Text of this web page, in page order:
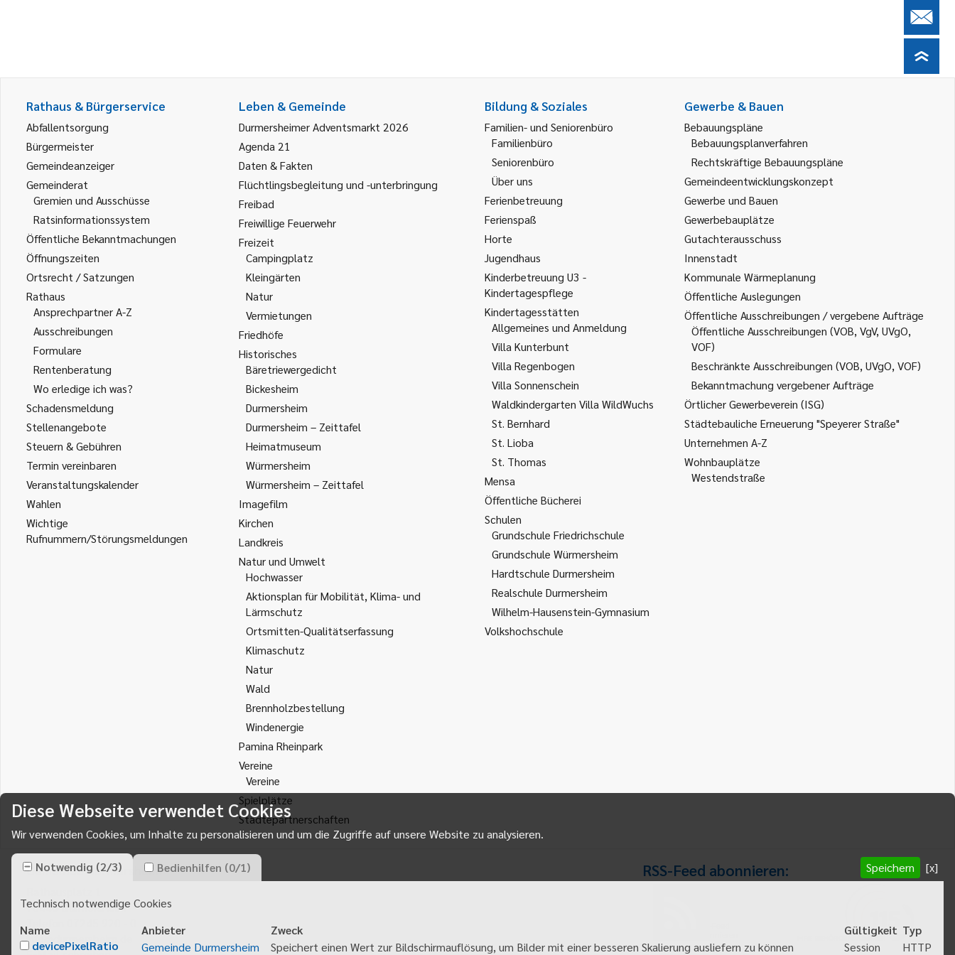
Rathaus & Bürgerservice
Abfallentsorgung
Bürgermeister
Gemeindeanzeiger
Gemeinderat
Gremien und Ausschüsse
Ratsinformationssystem
Öffentliche Bekanntmachungen
Öffnungszeiten
Ortsrecht / Satzungen
Rathaus
Ansprechpartner A-Z
Ausschreibungen
Formulare
Rentenberatung
Wo erledige ich was?
Schadensmeldung
Stellenangebote
Steuern & Gebühren
Termin vereinbaren
Veranstaltungskalender
Wahlen
Wichtige
Rufnummern/Störungsmeldungen
Leben & Gemeinde
Durmersheimer Adventsmarkt 2026
Agenda 21
Daten & Fakten
Flüchtlingsbegleitung und -unterbringung
Freibad
Freiwillige Feuerwehr
Freizeit
Campingplatz
Kleingärten
Natur
Vermietungen
Friedhöfe
Historisches
Bäretriewergedicht
Bickesheim
Durmersheim
Durmersheim – Zeittafel
Heimatmuseum
Würmersheim
Würmersheim – Zeittafel
Imagefilm
Kirchen
Landkreis
Natur und Umwelt
Hochwasser
Aktionsplan für Mobilität, Klima- und
Lärmschutz
Ortsmitten-Qualitätserfassung
Klimaschutz
Natur
Wald
Brennholzbestellung
Windenergie
Pamina Rheinpark
Vereine
Vereine
Spielplätze
Städtepartnerschaften
Bildung & Soziales
Familien- und Seniorenbüro
Familienbüro
Seniorenbüro
Über uns
Ferienbetreuung
Ferienspaß
Horte
Jugendhaus
Kinderbetreuung U3 -
Kindertagespflege
Kindertagesstätten
Allgemeines und Anmeldung
Villa Kunterbunt
Villa Regenbogen
Villa Sonnenschein
Waldkindergarten Villa WildWuchs
St. Bernhard
St. Lioba
St. Thomas
Mensa
Öffentliche Bücherei
Schulen
Grundschule Friedrichschule
Grundschule Würmersheim
Hardtschule Durmersheim
Realschule Durmersheim
Wilhelm-Hausenstein-Gymnasium
Volkshochschule
Gewerbe & Bauen
Bebauungspläne
Bebauungsplanverfahren
Rechtskräftige Bebauungspläne
Gemeindeentwicklungskonzept
Gewerbe und Bauen
Gewerbebauplätze
Gutachterausschuss
Innenstadt
Kommunale Wärmeplanung
Öffentliche Auslegungen
Öffentliche Ausschreibungen / vergebene Aufträge
Öffentliche Ausschreibungen (VOB, VgV, UVgO,
VOF)
Beschränkte Ausschreibungen (VOB, UVgO, VOF)
Bekanntmachung vergebener Aufträge
Örtlicher Gewerbeverein (ISG)
Städtebauliche Erneuerung "Speyerer Straße"
Unternehmen A-Z
Wohnbauplätze
Westendstraße
Gemeinde Durmersheim
76448Durmersheim
info@durmersheim.de
RSS-Feed abonnieren:
Diese Webseite verwendet Cookies
Wir verwenden Cookies, um Inhalte zu personalisieren und um die Zugriffe auf unsere Website zu analysieren.
Notwendig (2/3) Bedienhilfen (0/1) Speichern [x]
Technisch notwendige Cookies
Name
Anbieter Zweck Gültigkeit Typ
devicePixelRatio
Gemeinde Durmersheim Speichert einen Wert zur Bildschirmauflösung, um Bilder mit einer besseren Skalierung ausliefern zu können Session HTTP